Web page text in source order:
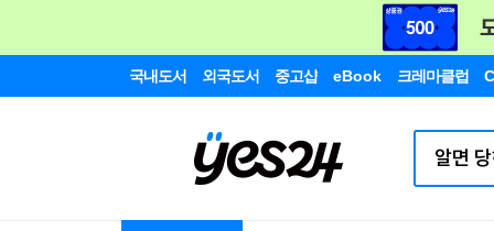
국내도서 외국도서 중고샵 eBook 크레마클럽